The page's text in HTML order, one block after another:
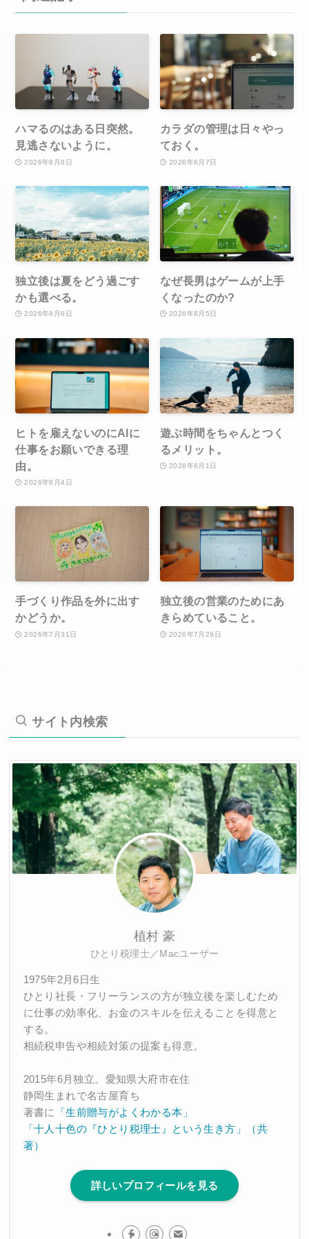
ハマるのはある日突然。
見逃さないように。
2026年8月8日
カラダの管理は日々やっ
ておく。
2026年8月7日
独立後は夏をどう過ごす
かも選べる。
2026年8月6日
なぜ長男はゲームが上手
くなったのか?
2026年8月5日
ヒトを雇えないのにAIに
仕事をお願いできる理
由。
2026年8月4日
遊ぶ時間をちゃんとつく
るメリット。
2026年8月1日
手づくり作品を外に出す
かどうか。
2026年7月31日
独立後の営業のためにあ
きらめていること。
2026年7月29日
サイト内検索
植村 豪
ひとり税理士／Macユーザー
1975年2月6日生
ひとり社長・フリーランスの方が独立後を楽しむため
に仕事の効率化、お金のスキルを伝えることを得意と
する。
相続税申告や相続対策の提案も得意。
2015年6月独立。愛知県大府市在住
静岡生まれで名古屋育ち
著書に
「生前贈与がよくわかる本」
「十人十色の『ひとり税理士』という生き方」（共
著）
詳しいプロフィールを見る